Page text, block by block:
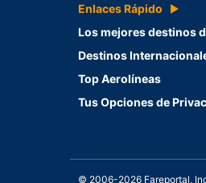
Enlaces Rápido
Los mejores destinos
Destinos
Top Aerolíneas
Tus Opciones de
© 2006-2026 Fareportal,